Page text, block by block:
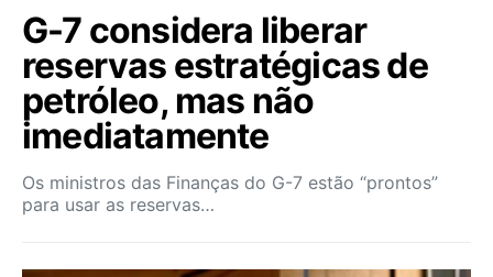
G-7 considera liberar
reservas estratégicas de
petróleo, mas não
imediatamente
Os ministros das Finanças do G-7 estão “prontos”
para usar as reservas…